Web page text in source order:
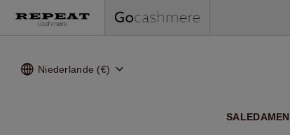
Niederlande (€)
SALEDAMEN